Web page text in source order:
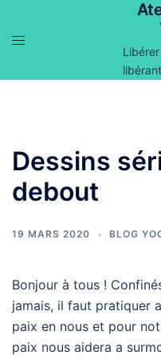
Dessins
debout
19 MARS 2020 BLOG
Bonjour à tous !
jamais, il faut pratiquer
paix en nous et pour
paix nous aidera a